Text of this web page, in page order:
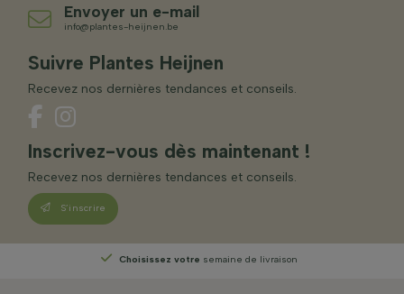
Envoyer un e-mail
info@plantes-heijnen.be
Suivre Plantes Heijnen
Recevez nos dernières tendances et conseils.
Inscrivez-vous dès maintenant !
Recevez nos dernières tendances et conseils.
S’inscrire
Économiser des points de croissance gratuits